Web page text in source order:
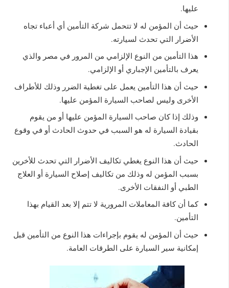
عليها.
حيث أن المؤمن له لا تتحمل شركة التأمين أي أعباء تجاه
الأضرار التي تحدث لسيارته.
هذا التأمين من النوع الإلزامي من المرور في مصر والذي
يعرف بالتأمين الإجباري أو الإلزامي.
حيث أن هذا التأمين يعمل على تغطية الضرر وذلك للأطراف
الأخرى وليس لصاحب السيارة المؤمن عليها.
وذلك إذا كان صاحب السيارة المؤمن عليها أو من يقوم
بقيادة السيارة له هو السبب في حدوث الحادث أو في وقوع
الحادث.
حيث أن هذا النوع يغطي تكاليف الأضرار التي تحدث للأخرين
بسبب المؤمن له وذلك من تكاليف إصلاح السيارة أو العلاج
الطبي أو النفقات الأخرى.
كما أن كافة المعاملات المرورية لا تتم إلا بعد القيام بهذا
التأمين.
حيث أن المؤمن له يقوم بإجراءات هذا النوع من التأمين قبل
إمكانية سير السيارة على الطرقات العامة.